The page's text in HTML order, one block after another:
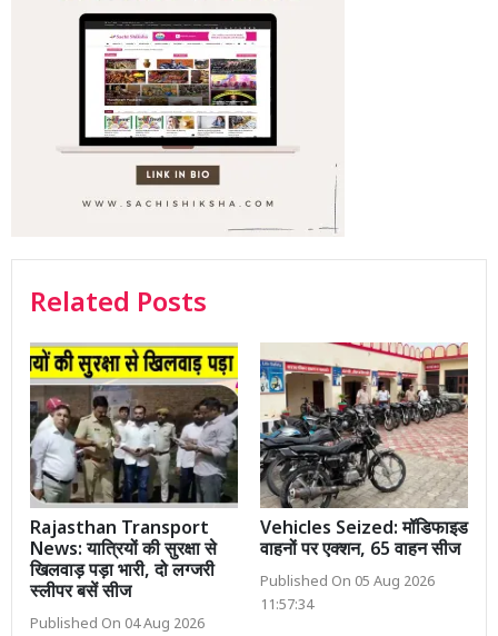
Related Posts
Rajasthan Transport
News: यात्रियों की सुरक्षा से
खिलवाड़ पड़ा भारी, दो लग्जरी
स्लीपर बसें सीज
Published On 04 Aug 2026
Vehicles Seized: मॉडिफाइड
वाहनों पर एक्शन, 65 वाहन सीज
Published On 05 Aug 2026
11:57:34